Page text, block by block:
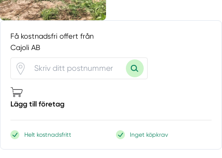
Få kostnadsfri offert från
Cajoli AB
Lägg till företag
Helt kostnadsfritt Inget köpkrav